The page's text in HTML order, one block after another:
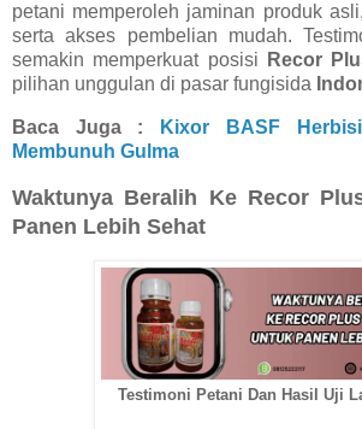
petani memperoleh jaminan produk
serta akses pembelian mudah.
semakin memperkuat posisi
Recor
pilihan unggulan di pasar fungisida
Baca Juga :
Kixor BASF
Membunuh Gulma
Waktunya Beralih Ke Recor
Panen Lebih Sehat
Testimoni Petani Dan Hasil Uji